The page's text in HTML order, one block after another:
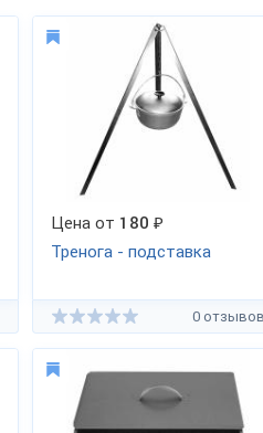
Цена от 180 ₽
Тренога - подставка
0 отзывов